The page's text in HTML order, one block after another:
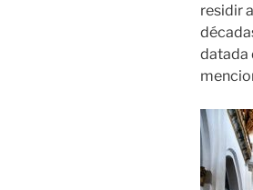
residir
datada